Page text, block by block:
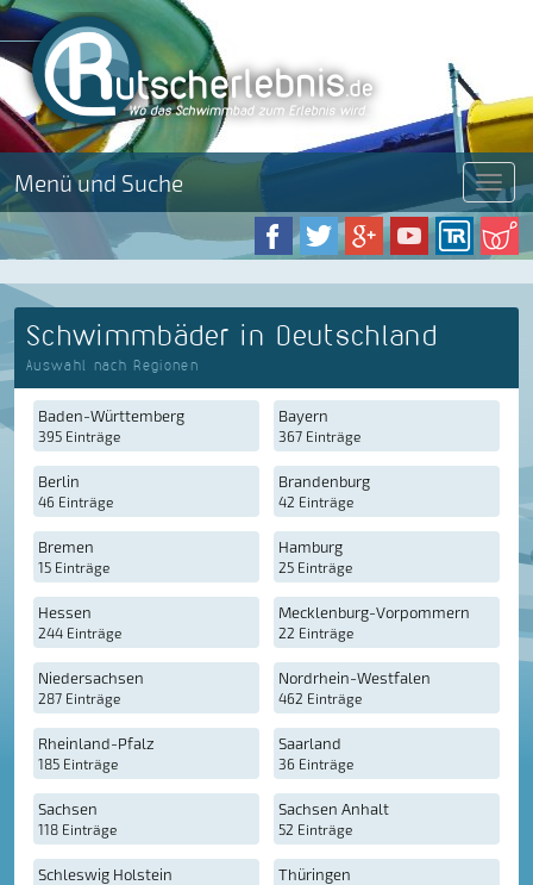
Menü und Suche Menü
Schwimmbäder in Deutschland
Auswahl nach Regionen
Baden-Württemberg
395 Einträge
Bayern
367 Einträge
Berlin
46 Einträge
Brandenburg
42 Einträge
Bremen
15 Einträge
Hamburg
25 Einträge
Hessen
244 Einträge
Mecklenburg-Vorpommern
22 Einträge
Niedersachsen
287 Einträge
Nordrhein-Westfalen
462 Einträge
Rheinland-Pfalz
185 Einträge
Saarland
36 Einträge
Sachsen
118 Einträge
Sachsen Anhalt
52 Einträge
Schleswig Holstein Thüringen